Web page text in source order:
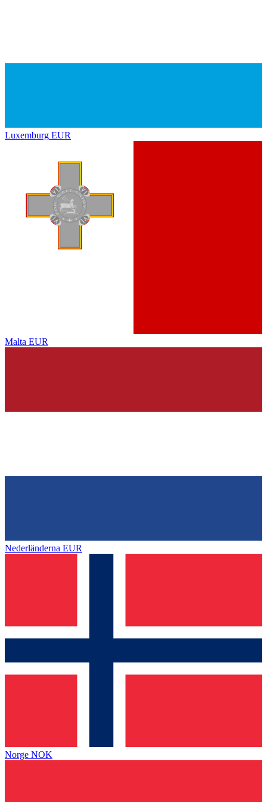
Luxemburg EUR
Malta EUR
Nederländerna EUR
Norge NOK